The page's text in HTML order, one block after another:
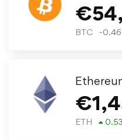
€
BTC -0.46
€
ETH 0.53